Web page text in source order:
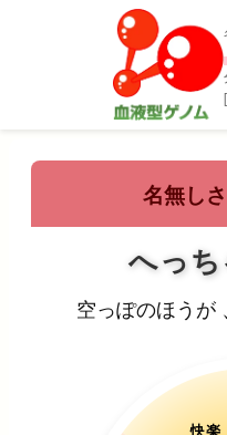
名無し
へっ
空っぽのほうが